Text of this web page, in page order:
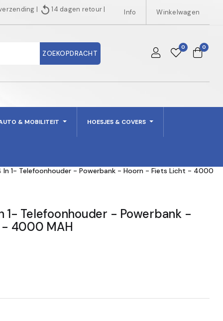
| replay14 dagen retour | Info Winkelwagen
ZOEKOPDRACHT
0 0
& MOBILITEIT HOESJES & COVERS
In 1- Telefoonhouder - Powerbank - Hoorn - Fiets Licht - 4000
1- Telefoonhouder - Powerbank -
- 4000 MAH